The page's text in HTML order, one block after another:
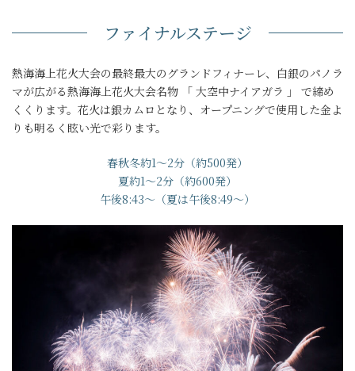
ファイナルステージ
熱海海上花火大会の最終最大のグランドフィナーレ、白銀のパノラ
マが広がる熱海海上花火大会名物 「 大空中ナイアガラ 」 で締め
くくります。花火は銀カムロとなり、オープニングで使用した金よ
りも明るく眩い光で彩ります。
春秋冬約1～2分（約500発）
夏約1～2分（約600発）
午後8:43～（夏は午後8:49～）